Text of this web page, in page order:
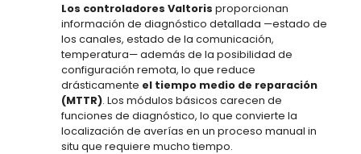
Los controladores Valtoris proporcionan
información de diagnóstico detallada —estado de
los canales, estado de la comunicación,
temperatura— además de la posibilidad de
configuración remota, lo que reduce
drásticamente el tiempo medio de reparación
(MTTR). Los módulos básicos carecen de
funciones de diagnóstico, lo que convierte la
localización de averías en un proceso manual in
situ que requiere mucho tiempo.